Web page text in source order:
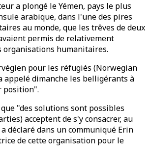
a plongé le Yémen, pays le plus
arabique, dans l'une des pires
au monde, que les trêves de deux
permis de relativement
organisations humanitaires.
pour les réfugiés (Norwegian
appelé dimanche les belligérants à
position".
"des solutions sont possibles
acceptent de s'y consacrer, au
déclaré dans un communiqué Erin
de cette organisation pour le